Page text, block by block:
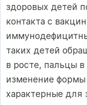
здоровых детей
контакта с
таких детей
в росте, пальцы
изменение формы
характерные для